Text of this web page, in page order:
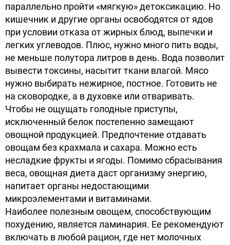
параллельно пройти «мягкую» детоксикацию. Но
кишечник и другие органы освободятся от ядов
при условии отказа от жирных блюд, выпечки и
легких углеводов. Плюс, нужно много пить воды,
не меньше полутора литров в день. Вода позволит
вывести токсины, насытит ткани влагой. Мясо
нужно выбирать нежирное, постное. Готовить не
на сковородке, а в духовке или отваривать.
Чтобы не ощущать голодные приступы,
исключенный белок постепенно замещают
овощной продукцией. Предпочтение отдавать
овощам без крахмала и сахара. Можно есть
несладкие фрукты и ягоды. Помимо сбрасывания
веса, овощная диета даст организму энергию,
напитает органы недостающими
микроэлементами и витаминами.
Наиболее полезным овощем, способствующим
похудению, является ламинария. Ее рекомендуют
включать в любой рацион, где нет молочных